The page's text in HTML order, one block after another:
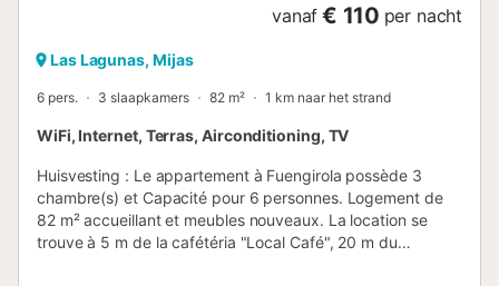
vanaf € 110 per nacht
Las Lagunas, Mijas
6 pers. 3 slaapkamers 82 m² 1 km naar het strand
WiFi, Internet, Terras, Airconditioning, TV
Huisvesting : Le appartement à Fuengirola possède 3
chambre(s) et Capacité pour 6 personnes. Logement de
82 m² accueillant et meubles nouveaux. La location se
trouve à 5 m de la cafétéria "Local Café", 20 m du